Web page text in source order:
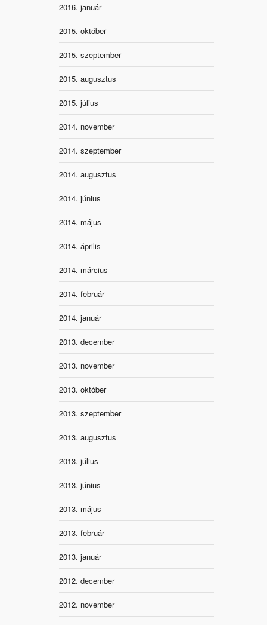
2016. január
2015. október
2015. szeptember
2015. augusztus
2015. július
2014. november
2014. szeptember
2014. augusztus
2014. június
2014. május
2014. április
2014. március
2014. február
2014. január
2013. december
2013. november
2013. október
2013. szeptember
2013. augusztus
2013. július
2013. június
2013. május
2013. február
2013. január
2012. december
2012. november